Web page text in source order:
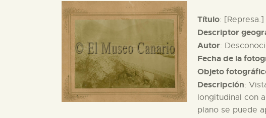
Título: [Represa.]
Descriptor
Autor:
Fecha de la
Objeto
Descripción:
longitudinal con
plano se puede